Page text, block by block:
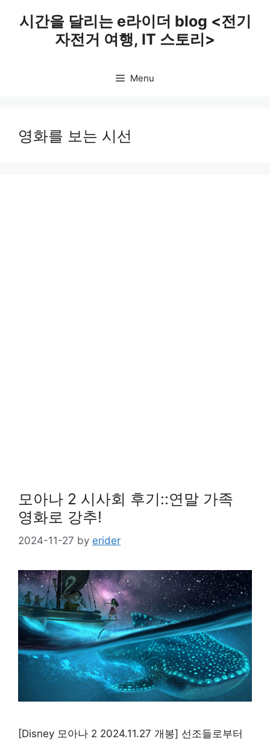
시간을 달리는 e라이더 blog <전기
자전거 여행, IT 스토리>
Menu
영화를 보는 시선
모아나 2 시사회 후기::연말 가족
영화로 강추!
2024-11-27 by erider
[Disney 모아나 2 2024.11.27 개봉] 선조들로부터